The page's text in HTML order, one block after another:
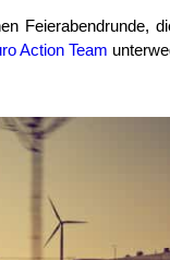
Feierabendrunde,
Action Team